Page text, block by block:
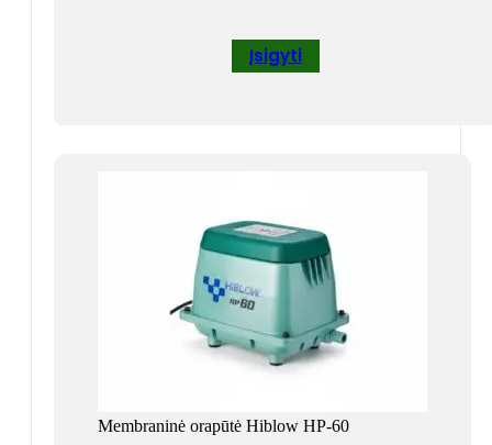
Įsigyti
Membraninė orapūtė Hiblow HP-60